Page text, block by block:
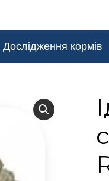
Дослідження кормів